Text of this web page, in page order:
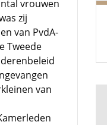
vrouwen
zij
en van PvdA-
Tweede
van